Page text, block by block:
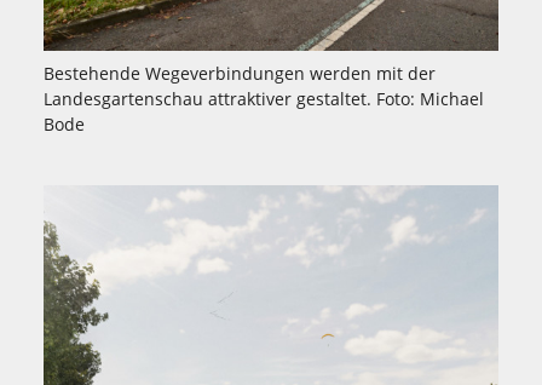
Bestehende Wegeverbindungen werden mit der
Landesgartenschau attraktiver gestaltet. Foto: Michael
Bode